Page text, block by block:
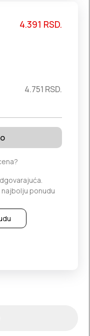
4.391 RSD.
4.751 RSD.
najbolju ponudu